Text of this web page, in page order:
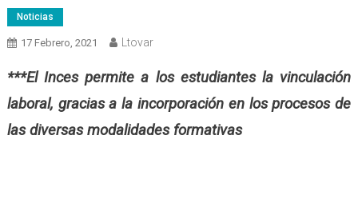
Noticias
17 Febrero, 2021 Ltovar
***El Inces permite a los estudiantes la vinculación
laboral, gracias a la incorporación en los procesos de
las diversas modalidades formativas